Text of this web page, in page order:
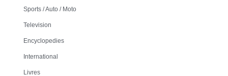
Sports / Auto / Moto
Television
Encyclopedies
International
Livres